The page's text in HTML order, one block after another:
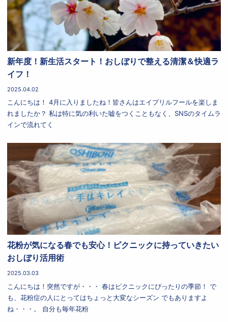
新年度！新生活スタート！おしぼりで整える清潔＆快適ラ
イフ！
2025.04.02
こんにちは！ 4月に入りましたね！皆さんはエイプリルフールを楽しま
れましたか？ 私は特に気の利いた嘘をつくこともなく、SNSのタイムラ
インで流れてく
花粉が気になる春でも安心！ピクニックに持っていきたい
おしぼり活用術
2025.03.03
こんにちは！突然ですが・・・ 春はピクニックにぴったりの季節！ で
も、花粉症の人にとってはちょっと大変なシーズン でもありますよ
ね・・・。 自分も毎年花粉